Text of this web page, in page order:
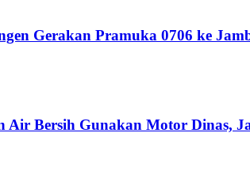
Gerakan Pramuka 0706 ke
Bersih Gunakan Motor Dinas,